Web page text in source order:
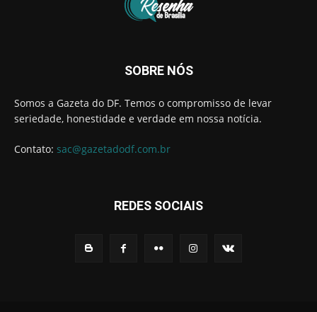
SOBRE NÓS
Somos a Gazeta do DF. Temos o compromisso de levar
seriedade, honestidade e verdade em nossa notícia.
Contato: sac@gazetadodf.com.br
REDES SOCIAIS